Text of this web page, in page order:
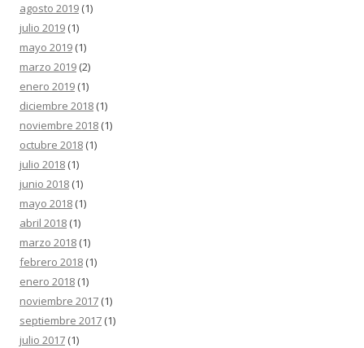
agosto 2019 (1)
julio 2019 (1)
mayo 2019 (1)
marzo 2019 (2)
enero 2019 (1)
diciembre 2018 (1)
noviembre 2018 (1)
octubre 2018 (1)
julio 2018 (1)
junio 2018 (1)
mayo 2018 (1)
abril 2018 (1)
marzo 2018 (1)
febrero 2018 (1)
enero 2018 (1)
noviembre 2017 (1)
septiembre 2017 (1)
julio 2017 (1)